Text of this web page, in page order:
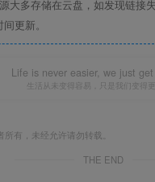
大多存储在云盘，如发现链接
更新。
Life is never easier, we just get
生活从未变得容易，只是我们变得
有，未经允许请勿转载。
THE END